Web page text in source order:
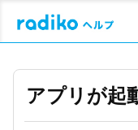
アプリが起